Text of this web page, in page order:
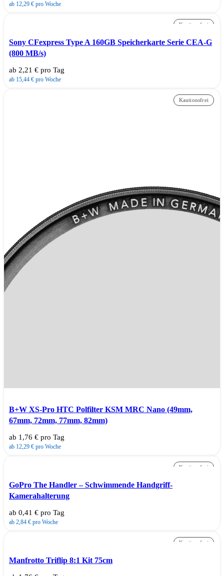
ab 12,29 € pro Woche
Kautionsfrei
Sony CFexpress Type A 160GB Speicherkarte Serie CEA-G
(800 MB/s)
ab 2,21 € pro Tag
ab 15,44 € pro Woche
Kautionsfrei
auf der Produktseite gewählt werden
B+W XS-Pro HTC Polfilter KSM MRC Nano (49mm,
67mm, 72mm, 77mm, 82mm)
ab 1,76 € pro Tag
ab 12,29 € pro Woche
Kautionsfrei
GoPro The Handler – Schwimmende Handgriff-
Kamerahalterung
ab 0,41 € pro Tag
ab 2,84 € pro Woche
Kautionsfrei
Manfrotto Triflip 8:1 Kit 75cm